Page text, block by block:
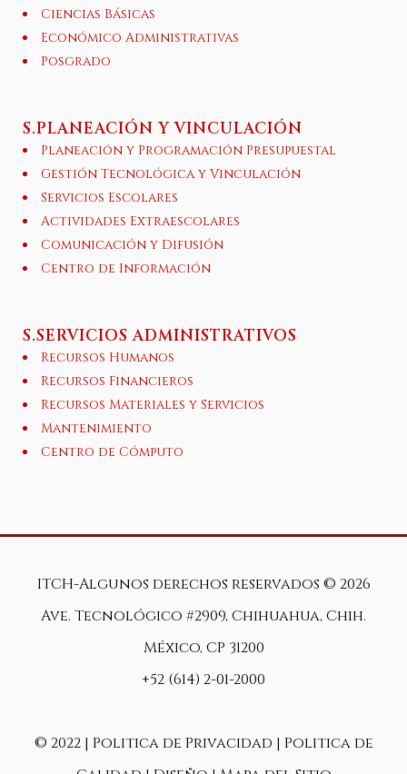
Ciencias Básicas
Económico Administrativas
Posgrado
S.PLANEACIÓN Y VINCULACIÓN
Planeación y Programación Presupuestal
Gestión Tecnológica y Vinculación
Servicios Escolares
Actividades Extraescolares
Comunicación y Difusión
Centro de Información
S.SERVICIOS ADMINISTRATIVOS
Recursos Humanos
Recursos Financieros
Recursos Materiales y Servicios
Mantenimiento
Centro de Cómputo
ITCH-Algunos derechos reservados © 2026
Ave. Tecnológico #2909, Chihuahua, Chih.
México, CP 31200
+52 (614) 2-01-2000
© 2022 | Politica de Privacidad | Politica de